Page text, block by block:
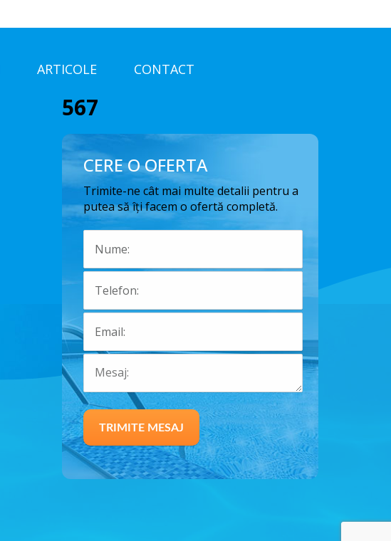
ARTICOLE CONTACT
567
CERE O OFERTA
Trimite-ne cât mai multe detalii pentru a
putea să îți facem o ofertă completă.